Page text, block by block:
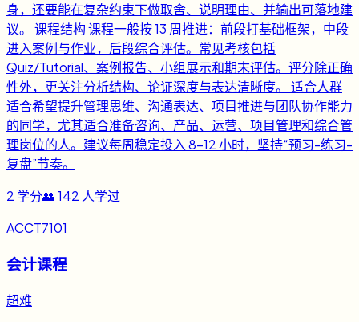
身，还要能在复杂约束下做取舍、说明理由、并输出可落地建
议。 课程结构 课程一般按 13 周推进：前段打基础框架，中段
进入案例与作业，后段综合评估。常见考核包括
Quiz/Tutorial、案例报告、小组展示和期末评估。评分除正确
性外，更关注分析结构、论证深度与表达清晰度。 适合人群
适合希望提升管理思维、沟通表达、项目推进与团队协作能力
的同学，尤其适合准备咨询、产品、运营、项目管理和综合管
理岗位的人。建议每周稳定投入 8-12 小时，坚持“预习-练习-
复盘”节奏。
2 学分👥142 人学过
ACCT7101
会计课程
超难